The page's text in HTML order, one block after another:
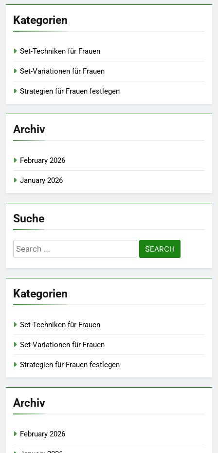
Kategorien
Set-Techniken für Frauen
Set-Variationen für Frauen
Strategien für Frauen festlegen
Archiv
February 2026
January 2026
Suche
Search
for:
Kategorien
Set-Techniken für Frauen
Set-Variationen für Frauen
Strategien für Frauen festlegen
Archiv
February 2026